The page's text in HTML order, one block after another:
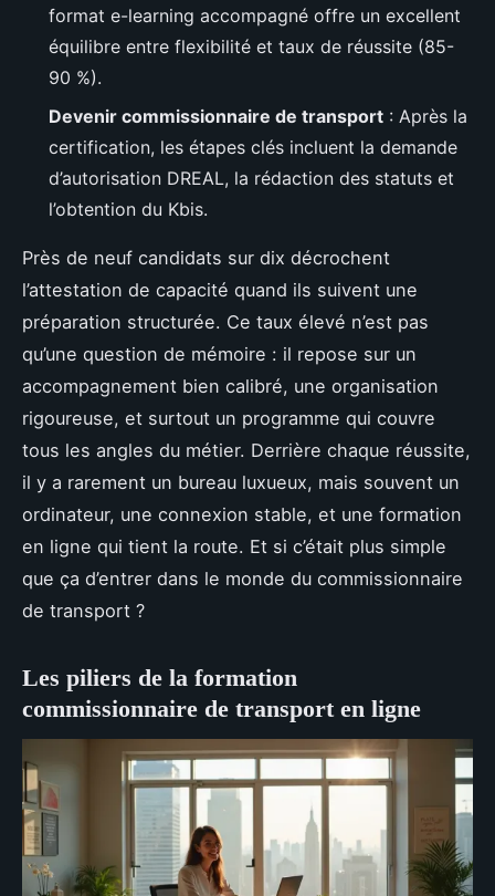
format e-learning accompagné offre un excellent
équilibre entre flexibilité et taux de réussite (85-
90 %).
Devenir commissionnaire de transport : Après la
certification, les étapes clés incluent la demande
d’autorisation DREAL, la rédaction des statuts et
l’obtention du Kbis.
Près de neuf candidats sur dix décrochent
l’attestation de capacité quand ils suivent une
préparation structurée. Ce taux élevé n’est pas
qu’une question de mémoire : il repose sur un
accompagnement bien calibré, une organisation
rigoureuse, et surtout un programme qui couvre
tous les angles du métier. Derrière chaque réussite,
il y a rarement un bureau luxueux, mais souvent un
ordinateur, une connexion stable, et une formation
en ligne qui tient la route. Et si c’était plus simple
que ça d’entrer dans le monde du commissionnaire
de transport ?
Les piliers de la formation
commissionnaire de transport en ligne